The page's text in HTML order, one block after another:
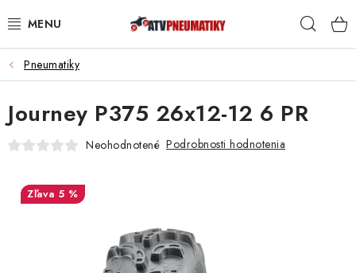
na
PNEUMATIKY
DISKY
ROZŠIROVACIE PODLOŽKY
NÁHRADNÉ DIELY NA ŠTVORKOLKY
Pneumatiky
Journey P375 26x12-12 6 PR
Neohodnotené Podrobnosti hodnotenia
5 %